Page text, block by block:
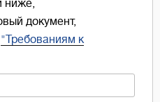
ниже,
документ,
"Требованиям к